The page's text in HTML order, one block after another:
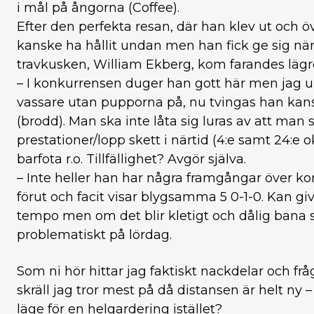
i mål på ångorna (Coffee).
Efter den perfekta resan, där han klev ut och
kanske ha hållit undan men han fick ge sig
travkusken, William Ekberg, kom farandes
– I konkurrensen duger han gott här men jag
vassare utan pupporna på, nu tvingas han
(brodd). Man ska inte låta sig luras av att man
prestationer/lopp skett i närtid (4:e samt 24:e
barfota r.o. Tillfällighet? Avgör själva.
– Inte heller han har några framgångar över
förut och facit visar blygsamma 5 0-1-0. Kan
tempo men om det blir kletigt och dålig bana
problematiskt på lördag.
Som ni hör hittar jag faktiskt nackdelar och
skräll jag tror mest på då distansen är helt ny
läge för en helgardering istället?